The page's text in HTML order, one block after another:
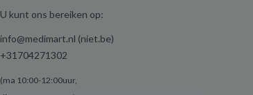
U kunt ons bereiken op:
info@medimart.nl (niet.be)
+31704271302
(ma 10:00-12:00uur,